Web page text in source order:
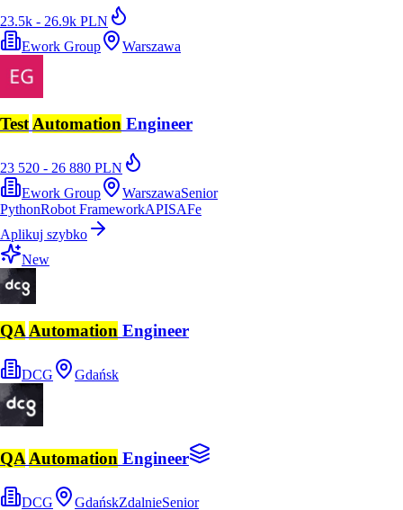
23.5k - 26.9k PLN
Ework Group
Warszawa
TestAutomation Engineer
23 520 - 26 880 PLN
Ework Group
WarszawaSenior
PythonRobot FrameworkAPISAFe
Aplikuj szybko
New
QA Automation Engineer
DCG Gdańsk
QAAutomation Engineer
DCG GdańskZdalnieSenior